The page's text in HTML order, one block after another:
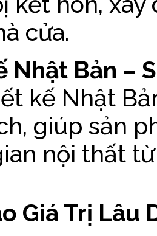
cửa.
Nhật Bản –
kế Nhật
giúp sản
nội thất
Giá Trị Lâu